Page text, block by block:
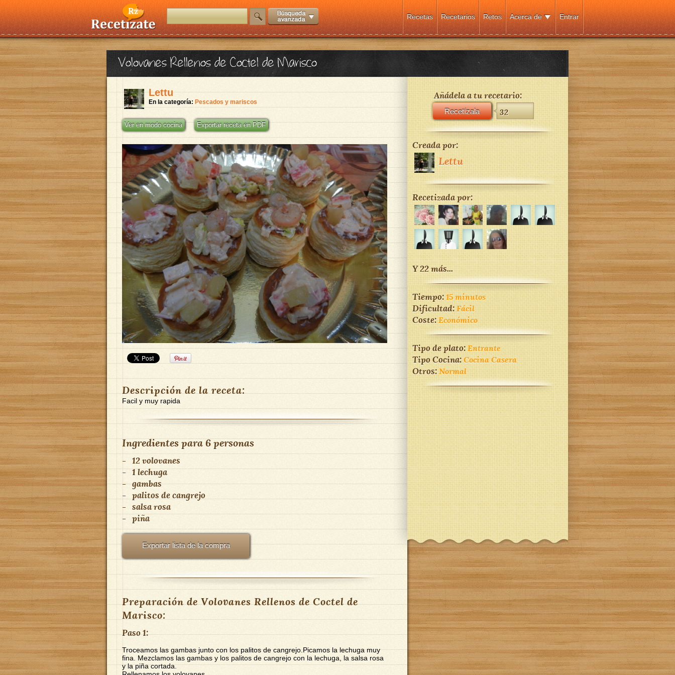
Entrar
Acerca de
Retos
Recetarios
Recetas
Volovanes Rellenos de Coctel de Marisco
Lettu
En la categoría: Pescados y mariscos
Ver en modo cocina Exportar receta en PDF
Descripción de la receta:
Facil y muy rapida
Ingredientes para6 personas
- 12volovanes
- 1lechuga
- gambas
- palitos de cangrejo
- salsa rosa
- piña
Exportar lista de la compra
Preparación de Volovanes Rellenos de Coctel de
Marisco:
Paso 1:
Troceamos las gambas junto con los palitos de cangrejo.Picamos la lechuga muy
fina. Mezclamos las gambas y los palitos de cangrejo con la lechuga, la salsa rosa
y la piña cortada.
Añádela a tu recetario:
Recetízala 32
Creada por:
Lettu
Recetizada por:
Y 22 más...
Tiempo:15 minutos
Dificultad:Fácil
Coste:Económico
Tipo de plato:Entrante
Tipo Cocina:Cocina Casera
Otros:Normal